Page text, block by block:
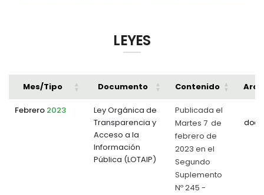
LEYES
Mes/Tipo Documento Contenido
Febrero 2023
Ley Orgánica de
Transparencia y
Acceso a la
Información
Pública (LOTAIP)
Publicada el
Martes 7 de
febrero de
2023 en el
Segundo
Suplemento
Nº 245 -